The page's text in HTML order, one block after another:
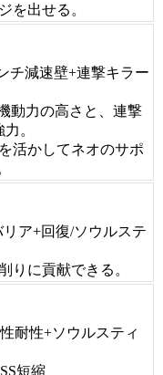
を出せる。
チ減速壁+連撃キラー
動力の高さと、連撃
。
活かしてネオのサポ
ア+回復/ソウルステ
りに貢献できる。
耐性+ソウルスティ
短縮